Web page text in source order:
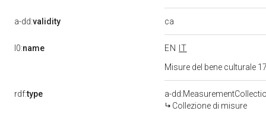
a-dd:validity ca
l0:name EN
IT
Misure del bene culturale
rdf:type
a-
Collezione di misure